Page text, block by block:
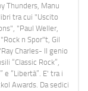
Thunders, Manu
tra cui "Uscito
"Paul Weller,
n Spor"t, Gil
Charles- Il genio
“Classic Rock”,
“Libertà”. E' tra i
Awards. Da sedici